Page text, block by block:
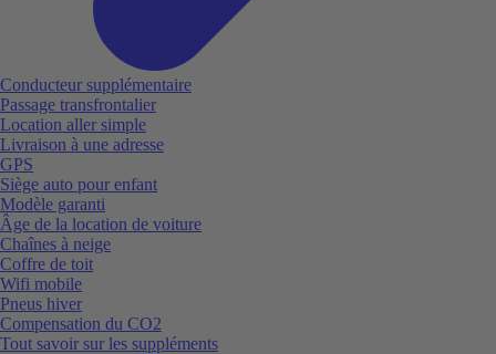
Conducteur supplémentaire
Passage transfrontalier
Location aller simple
Livraison à une adresse
GPS
Siège auto pour enfant
Modèle garanti
Âge de la location de voiture
Chaînes à neige
Coffre de toit
Wifi mobile
Pneus hiver
Compensation du CO2
Tout savoir sur les suppléments